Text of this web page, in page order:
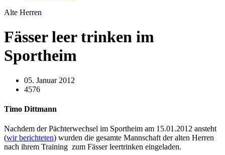
Alte Herren
Fässer leer trinken im
Sportheim
05. Januar 2012
4576
Timo Dittmann
Nachdem der Pächterwechsel im Sportheim am 15.01.2012 ansteht
(wir berichteten) wurden die gesamte Mannschaft der alten Herren
nach ihrem Training zum Fässer leertrinken eingeladen.